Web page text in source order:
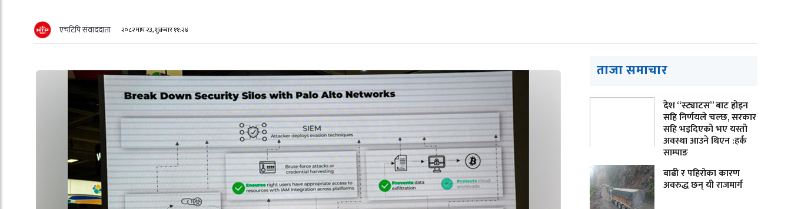
एचटिपि संवाददाता २०८२ माघ २३, शुक्रबार ११:२४
ताजा समाचार
देश “स्ट्याटस” बाट होइन
सहि निर्णयले चल्छ, सरकार
सहि भइदिएको भए यस्तो
अवस्था आउने थिएन :हर्क
साम्पाङ
बाढी र पहिरोका कारण
अवरुद्ध छन् यी राजमार्ग